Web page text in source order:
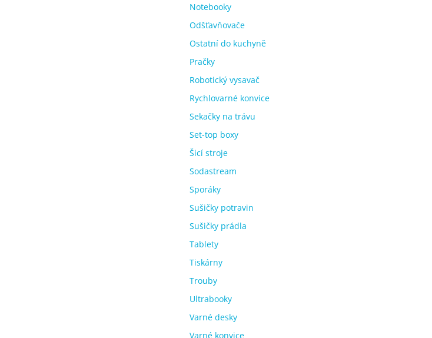
Notebooky
Odšťavňovače
Ostatní do kuchyně
Pračky
Robotický vysavač
Rychlovarné konvice
Sekačky na trávu
Set-top boxy
Šicí stroje
Sodastream
Sporáky
Sušičky potravin
Sušičky prádla
Tablety
Tiskárny
Trouby
Ultrabooky
Varné desky
Varné konvice